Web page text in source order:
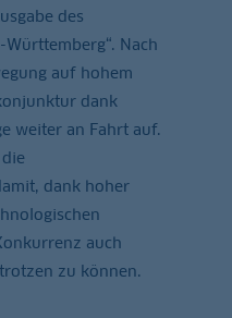
des
Nach
auf hohem
dank
weiter an Fahrt auf.
dank hoher
auch
zu können.